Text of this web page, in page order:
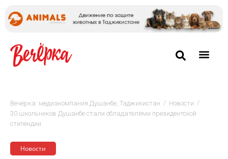
Вечёрка: медиакомпания Душанбе, Таджикистан / Новости /
30 школьников Душанбе стали обладателями президентской
стипендии
Новости